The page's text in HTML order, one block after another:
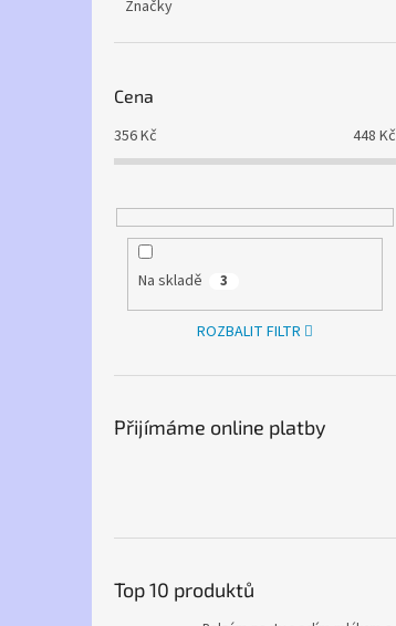
Značky
Cena
356Kč 448 Kč
Na skladě 3
ROZBALIT FILTR
Přijímáme online platby
Top 10 produktů